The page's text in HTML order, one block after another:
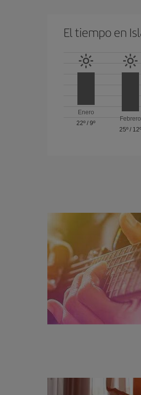
El tiempo en
Enero
22º /9º
Febrero
25º / 12º